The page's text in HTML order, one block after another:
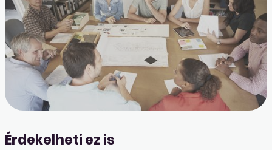
Érdekelheti ez is